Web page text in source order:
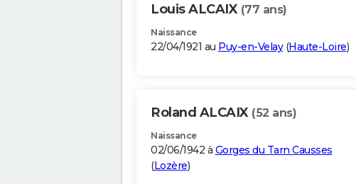
Louis ALCAIX (77 ans)
Naissance
22/04/1921 au Puy-en-Velay(Haute-Loire)
Roland ALCAIX (52 ans)
Naissance
02/06/1942 à Gorges du Tarn Causses
(Lozère)